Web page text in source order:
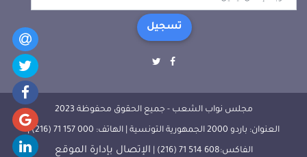
تسجيل
مجلس نواب الشعب - جميع الحقوق محفوظة 2023
العنوان: باردو 2000 الجمهورية التونسية | الهاتف: 000 157 71 (216) |
الفاكس:608 514 71 (216) | الإتصال بإدارة الموقع